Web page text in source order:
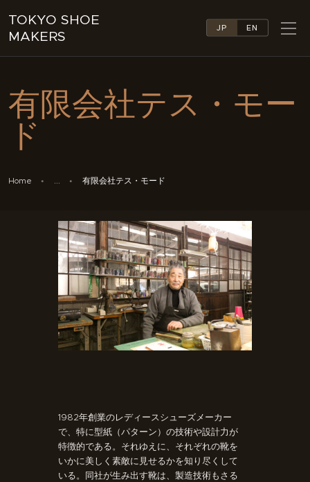
TOKYO SHOE
MAKERS
JP EN
有限会社テス・モー
ド
Home ... 有限会社テス・モード
COMPANY LIST
COLLECTIONS
FEATURES
1982年創業のレディースシューズメーカー
で、特に型紙（パターン）の技術や設計力が
特徴的である。それゆえに、それぞれの靴を
いかに美しく素敵に見せるかを知り尽くして
いる。同社が生み出す靴は、製造技術もさる